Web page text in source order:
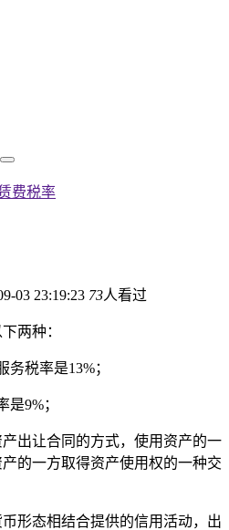
费税率
03 23:19:23 73人看过
两种：
税率是13%；
9%；
让合同的方式，使用资产的一
的一方取得资产使用权的一种交
态相结合提供的信用活动，出